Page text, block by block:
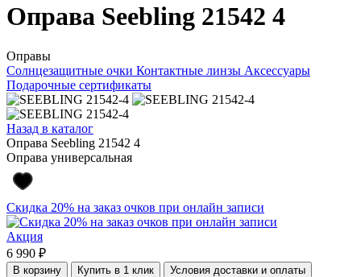
Оправа Seebling 21542 4
Оправы
Солнцезащитные очки Контактные линзы Аксессуары
Подарочные сертификаты
Назад в каталог
Оправа Seebling 21542 4
Оправа универсальная
Скидка 20% на заказ очков при онлайн записи
Акция
6 990 ₽
В корзину Купить в 1 клик Условия доставки и оплаты